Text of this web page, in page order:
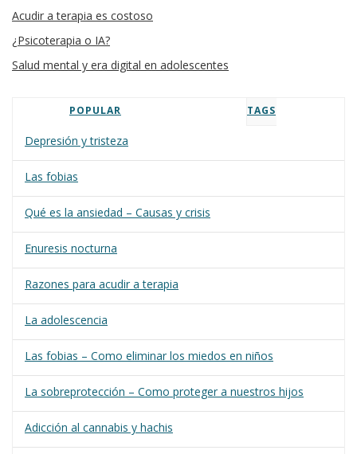
Acudir a terapia es costoso
¿Psicoterapia o IA?
Salud mental y era digital en adolescentes
POPULAR TAGS
Depresión y tristeza
Las fobias
Qué es la ansiedad – Causas y crisis
Enuresis nocturna
Razones para acudir a terapia
La adolescencia
Las fobias – Como eliminar los miedos en niños
La sobreprotección – Como proteger a nuestros hijos
Adicción al cannabis y hachis